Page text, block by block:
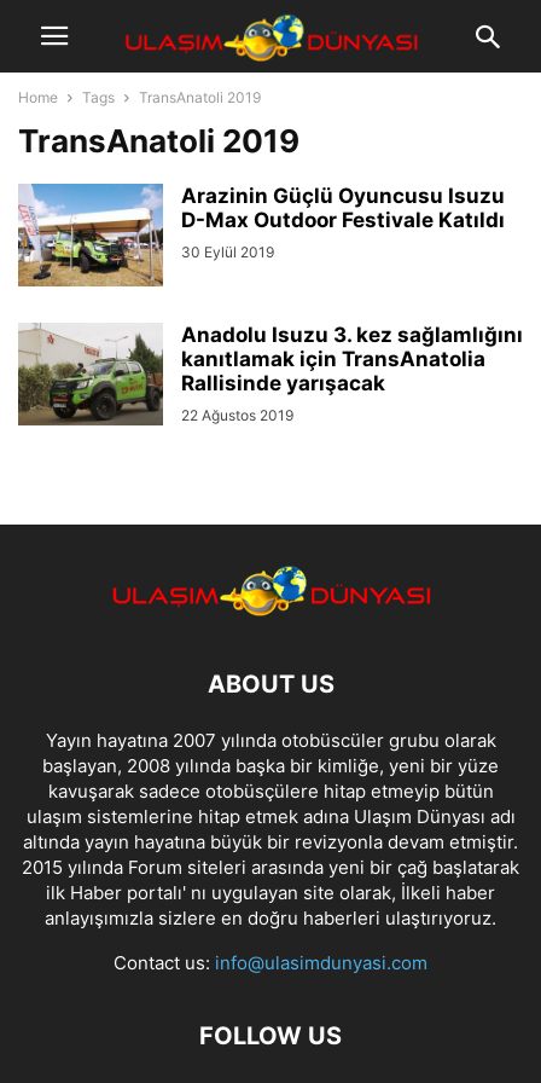
Home Tags TransAnatoli 2019
TransAnatoli 2019
Arazinin Güçlü Oyuncusu Isuzu
D-Max Outdoor Festivale Katıldı
30 Eylül 2019
Anadolu Isuzu 3. kez sağlamlığını
kanıtlamak için TransAnatolia
Rallisinde yarışacak
22 Ağustos 2019
ABOUT US
Yayın hayatına 2007 yılında otobüscüler grubu olarak
başlayan, 2008 yılında başka bir kimliğe, yeni bir yüze
kavuşarak sadece otobüsçülere hitap etmeyip bütün
ulaşım sistemlerine hitap etmek adına Ulaşım Dünyası adı
altında yayın hayatına büyük bir revizyonla devam etmiştir.
2015 yılında Forum siteleri arasında yeni bir çağ başlatarak
ilk Haber portalı' nı uygulayan site olarak, İlkeli haber
anlayışımızla sizlere en doğru haberleri ulaştırıyoruz.
Contact us: info@ulasimdunyasi.com
FOLLOW US